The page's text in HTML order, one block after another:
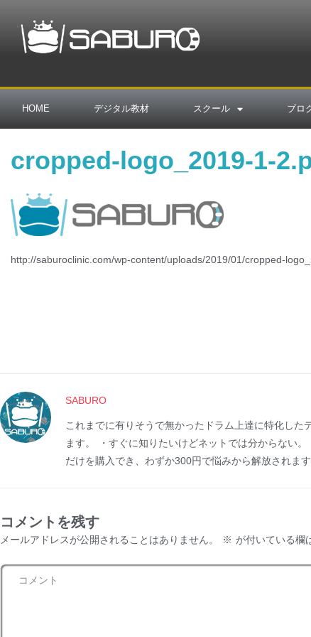
HOME デジタル教材 スクール ブロ
cropped-logo_2019-1-
http://saburoclinic.com/wp-content/uploads/2019/01/cropped-
SABURO
これまでに有りそうで無かったドラム上達に特化し
ます。 ・すぐに知りたいけどネットでは分からない
だけを購入でき、わずか300円で悩みから解放されます
コメントを残す
メールアドレスが公開されることはありません。 ※ が付いている欄